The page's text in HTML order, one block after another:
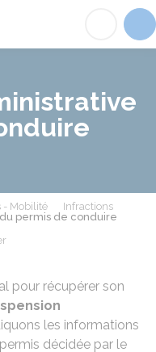
- Mobilité
Infractions
permis de conduire
pour récupérer son
les informations
décidée par le